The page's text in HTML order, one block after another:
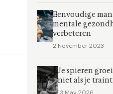
Eenvoudige
mentale
verbeteren
2 November 2023
Je spieren
niet als je traint